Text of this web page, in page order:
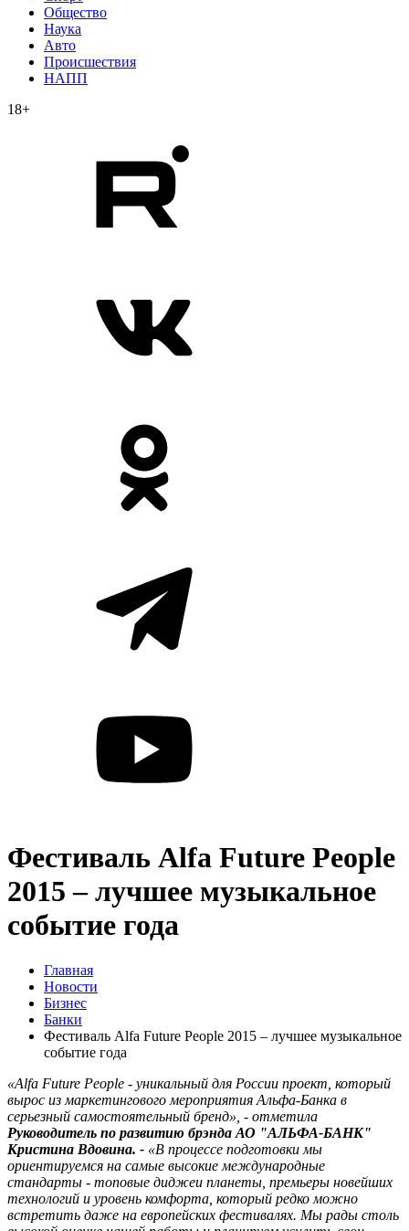
Общество
Наука
Авто
Происшествия
НАПП
18+
Фестиваль Alfa Future People
2015 – лучшее музыкальное
событие года
Главная
Новости
Бизнес
Банки
Фестиваль Alfa Future People 2015 – лучшее музыкальное
событие года
«Alfa Future People - уникальный для России проект, который
вырос из маркетингового мероприятия Альфа-Банка в
серьезный самостоятельный бренд», - отметила
Руководитель по развитию брэнда АО "АЛЬФА-БАНК"
Кристина Вдовина. - «В процессе подготовки мы
ориентируемся на самые высокие международные
стандарты - топовые диджеи планеты, премьеры новейших
технологий и уровень комфорта, который редко можно
встретить даже на европейских фестивалях. Мы рады столь